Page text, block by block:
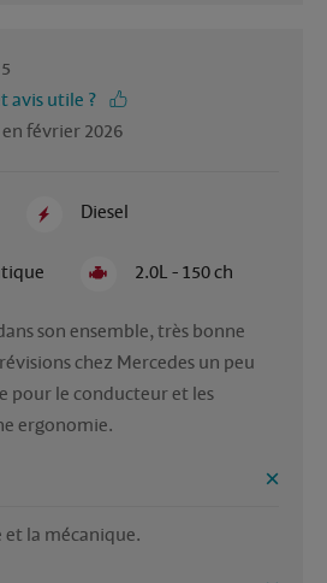
avis utile ?
février 2026
Diesel
2.0L - 150 ch
son ensemble, très bonne
chez Mercedes un peu
pour le conducteur et les
ergonomie.
la mécanique.